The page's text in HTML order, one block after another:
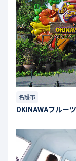
名護市
OKINAWAフルー